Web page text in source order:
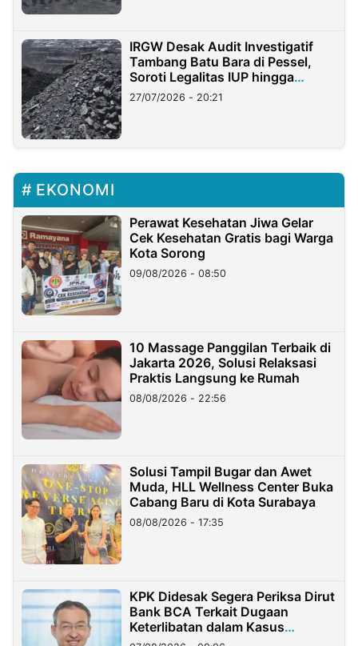
IRGW Desak Audit Investigatif
Tambang Batu Bara di Pessel,
Soroti Legalitas IUP hingga
Stockpile
27/07/2026 - 20:21
EKONOMI
Perawat Kesehatan Jiwa Gelar
Cek Kesehatan Gratis bagi Warga
Kota Sorong
09/08/2026 - 08:50
10 Massage Panggilan Terbaik di
Jakarta 2026, Solusi Relaksasi
Praktis Langsung ke Rumah
08/08/2026 - 22:56
Solusi Tampil Bugar dan Awet
Muda, HLL Wellness Center Buka
Cabang Baru di Kota Surabaya
08/08/2026 - 17:35
KPK Didesak Segera Periksa Dirut
Bank BCA Terkait Dugaan
Keterlibatan dalam Kasus
Hilangnya Dana Nasabah Rp2,58